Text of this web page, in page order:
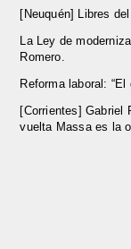
[Neuquén] Libres
La Ley de
Romero.
Reforma laboral: “El
[Corrientes] Gabriel
vuelta Massa es la